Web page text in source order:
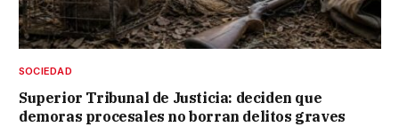
SOCIEDAD
Superior Tribunal de Justicia: deciden que
demoras procesales no borran delitos graves